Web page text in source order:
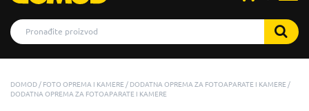
DOMOD FOTO OPREMA I KAMERE
DODATNA OPREMA ZA FOTOAPARATE I KAMERE
DODATNA OPREMA ZA FOTOAPARATE I KAMERE